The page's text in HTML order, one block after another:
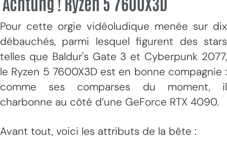
Pour cette orgie vidéoludique menée sur dix
débauchés, parmi lesquel figurent des stars
telles que Baldur's Gate 3 et Cyberpunk 2077,
le Ryzen 5 7600X3D est en bonne compagnie :
comme ses comparses du moment, il
charbonne au côté d’une GeForce RTX 4090.
Avant tout, voici les attributs de la bête :